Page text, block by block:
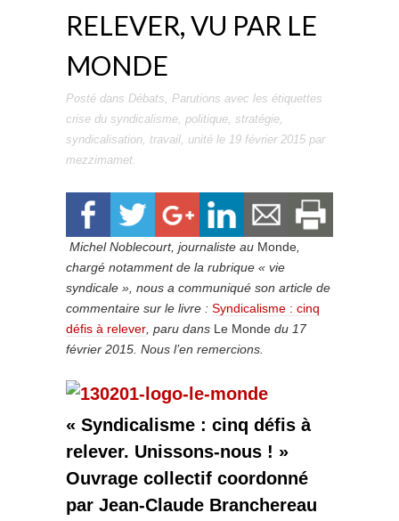
RELEVER, VU PAR LE
MONDE
Posté dans Débats, Parutions avec les étiquettes
crise du syndicalisme, politique, stratégie,
syndicalisation, travail, unité le 19 février 2015 par
mezzimamet.
Michel Noblecourt, journaliste au Monde
chargé notamment de la rubrique « vie
syndicale », nous a communiqué son article de
commentaire sur le livre : Syndicalisme : cinq
défis à relever , paru dans Le Monde du 17
février 2015. Nous l’en remercions.
« Syndicalisme : cinq défis à
relever. Unissons-nous ! »
Ouvrage collectif coordonné
par Jean-Claude Branchereau